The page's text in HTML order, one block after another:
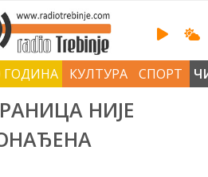
ГОДИНА КУЛТУРА СПОРТ
НИЈЕ